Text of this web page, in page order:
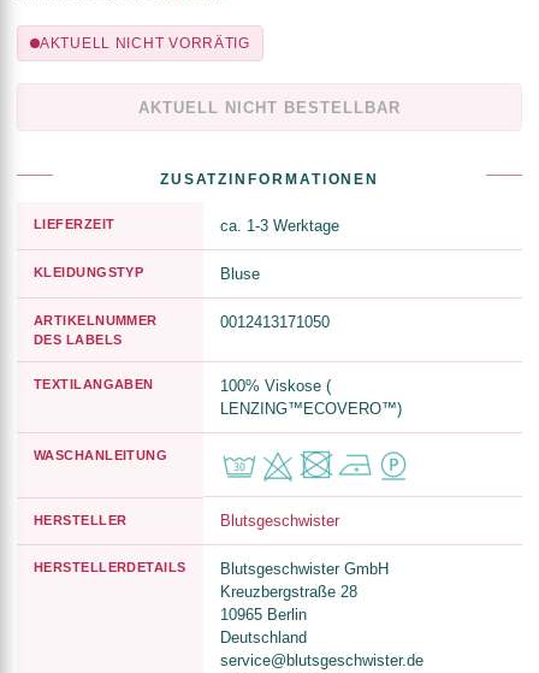
AKTUELL NICHT VORRÄTIG
AKTUELL NICHT BESTELLBAR
ZUSATZINFORMATIONEN
LIEFERZEIT ca. 1-3 Werktage
KLEIDUNGSTYP Bluse
ARTIKELNUMMER
DES LABELS
0012413171050
TEXTILANGABEN
100% Viskose (
LENZING™ECOVERO™)
WASCHANLEITUNG
HERSTELLER Blutsgeschwister
HERSTELLERDETAILS
Blutsgeschwister GmbH
Kreuzbergstraße 28
10965 Berlin
Deutschland
service@blutsgeschwister.de